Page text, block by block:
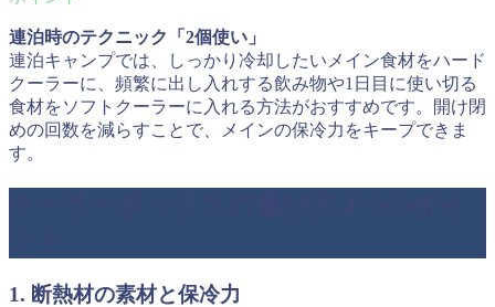
連泊時のテクニック「2個使い」
連泊キャンプでは、しっかり冷却したいメイン食材をハード
クーラーに、頻繁に出し入れする飲み物や1日目に使い切る
食材をソフトクーラーに入れる方法がおすすめです。開け閉
めの回数を減らすことで、メインの保冷力をキープできま
す。
1. 断熱材の素材と保冷力